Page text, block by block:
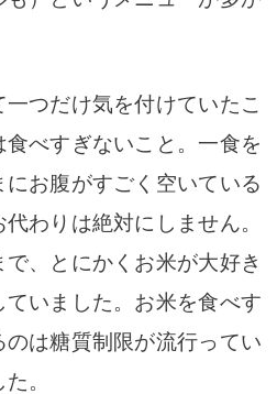
つだけ気を付けていたこ
べすぎないこと。一食を
お腹がすごく空いている
わりは絶対にしません。
、とにかくお米が大好き
いました。お米を食べす
は糖質制限が流行ってい
。